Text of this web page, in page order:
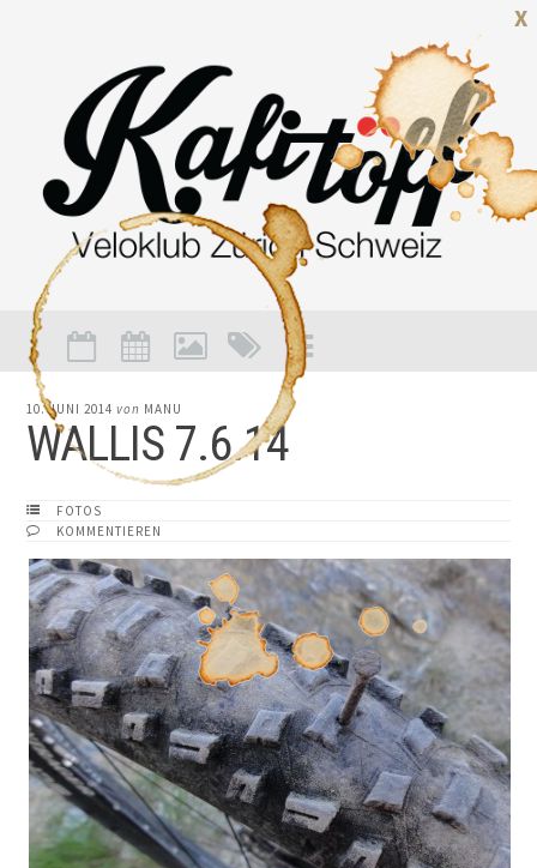
X
10. JUNI 2014 von MANU
WALLIS 7.6.14
FOTOS
KOMMENTIEREN